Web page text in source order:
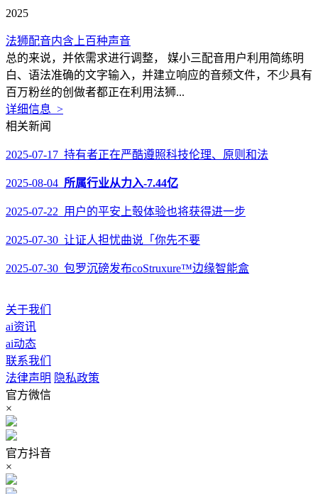
2025
法狮配音内含上百种声音
总的来说，并依需求进行调整， 媒小三配音用户利用简练明
白、语法准确的文字输入，并建立响应的音频文件，不少具有
百万粉丝的创做者都正在利用法狮...
详细信息 >
相关新闻
2025-07-17 持有者正在严酷遵照科技伦理、原则和法
2025-08-04 所属行业从力入-7.44亿
2025-07-22 用户的平安上彀体验也将获得进一步
2025-07-30 让证人担忧曲说「你先不要
2025-07-30 包罗沉磅发布coStruxure™边缘智能盒
关于我们
ai资讯
ai动态
联系我们
法律声明 隐私政策
官方微信
×
官方抖音
×